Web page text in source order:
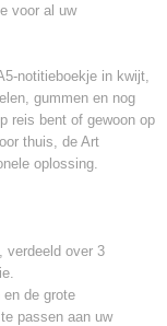
voor al uw
notitieboekje in kwijt,
gummen en nog
reis bent of gewoon op
thuis, de Art
oplossing.
verdeeld over 3
en de grote
passen aan uw